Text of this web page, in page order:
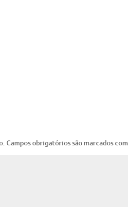
Campos obrigatórios são marcados com